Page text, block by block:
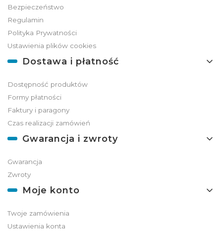
Bezpieczeństwo
Regulamin
Polityka Prywatności
Ustawienia plików cookies
Dostawa i płatność
Dostępność produktów
Formy płatności
Faktury i paragony
Czas realizacji zamówień
Gwarancja i zwroty
Gwarancja
Zwroty
Moje konto
Twoje zamówienia
Ustawienia konta